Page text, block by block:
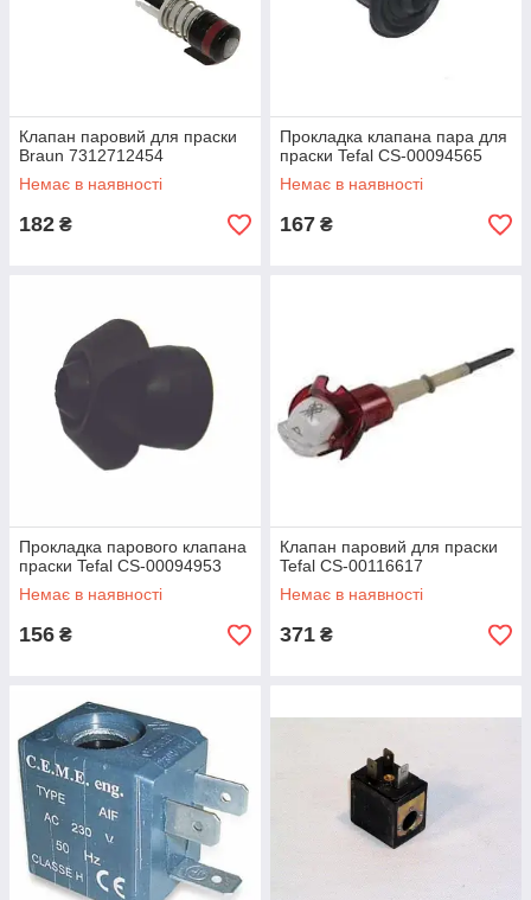
Клапан паровий для праски
Braun 7312712454
Немає в наявності
182 ₴
Прокладка клапана пара для
праски Tefal CS-00094565
Немає в наявності
167 ₴
Прокладка парового клапана
праски Tefal CS-00094953
Немає в наявності
156 ₴
Клапан паровий для праски
Tefal CS-00116617
Немає в наявності
371 ₴